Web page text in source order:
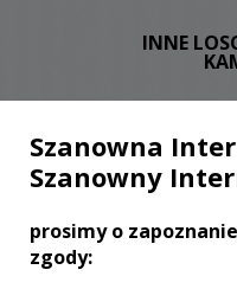
INNE
Szanowna
Szanowny
prosimy o
zgody: